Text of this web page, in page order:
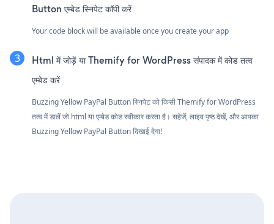
Button एम्बेड स्निपेट कॉपी करें
Your code block will be available once you create your app
Html में जोड़ें या Themify for WordPress संपादक में कोड तत्व
एम्बेड करें
Buzzing Yellow PayPal Button स्निपेट को किसी Themify for WordPress
तत्व में डालें जो html या एम्बेड कोड स्वीकार करता है। सहेजें, लाइव पृष्ठ देखें, और आपका
Buzzing Yellow PayPal Button दिखाई देगा!